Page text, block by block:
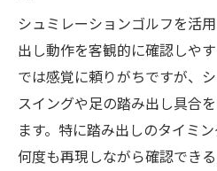
イント
シュミレーションゴ
目指すコツ
踏み出しの工夫が安
理由
シュミレーションゴルフを活
出し動作を客観的に確認しや
では感覚に頼りがちですが、
スイングや足の踏み出し具合
ます。特に踏み出しのタイミ
何度も再現しながら確認でき